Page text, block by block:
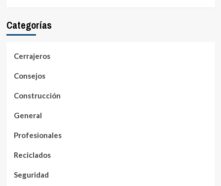
Categorías
Cerrajeros
Consejos
Construcción
General
Profesionales
Reciclados
Seguridad